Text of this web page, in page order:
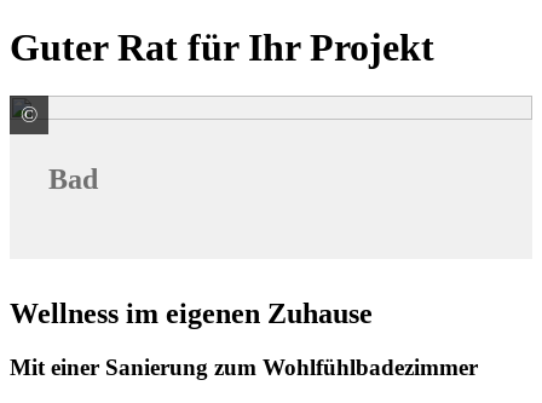
Guter Rat für Ihr Projekt
© © Yakobchuk Olena / stock.adobe.com
Bad
Wellness im eigenen Zuhause
Mit einer Sanierung zum Wohlfühlbadezimmer